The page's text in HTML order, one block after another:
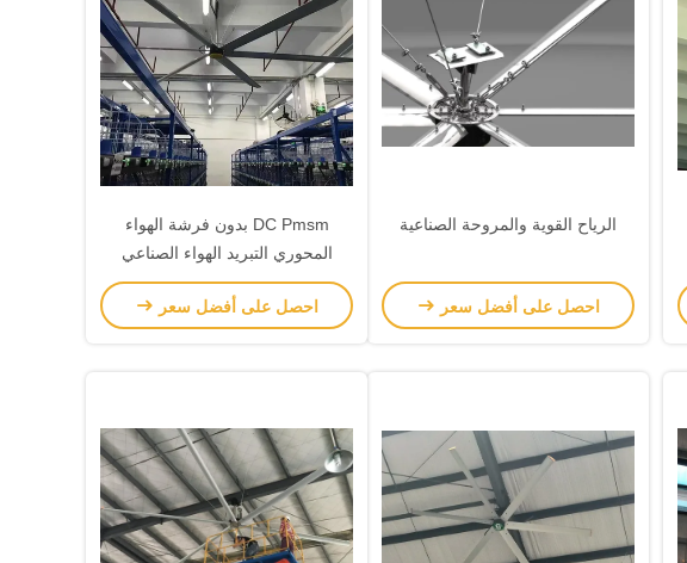
الرياح القوية والمروحة الصناعية
احصل على أفضل سعر
DC Pmsm بدون فرشة الهواء
المحوري التبريد الهواء الصناعي
المراوحة 5m للحرب
احصل على أفضل سعر